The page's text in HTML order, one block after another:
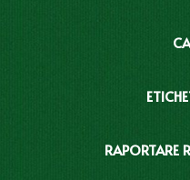
RAPORTARE